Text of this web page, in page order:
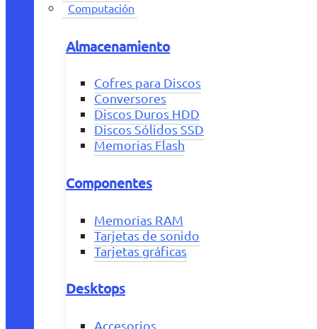
Computación
Almacenamiento
Cofres para Discos
Conversores
Discos Duros HDD
Discos Sólidos SSD
Memorias Flash
Componentes
Memorias RAM
Tarjetas de sonido
Tarjetas gráficas
Desktops
Accesorios